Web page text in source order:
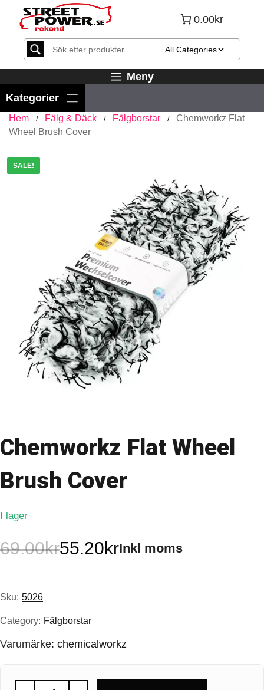
Hoppa
innehåll
0.00kr
All Categories
Meny
Hem / Fälg & Däck / Fälgborstar /
Chemworkz Flat
Wheel Brush Cover
SALE!
Chemworkz Flat Wheel
Brush Cover
I lager
69.00kr
Det
var:
55.20kr
Det
är:
Inkl moms
Sku: 5026
Category: Fälgborstar
Varumärke: chemicalworkz
Chemworkz